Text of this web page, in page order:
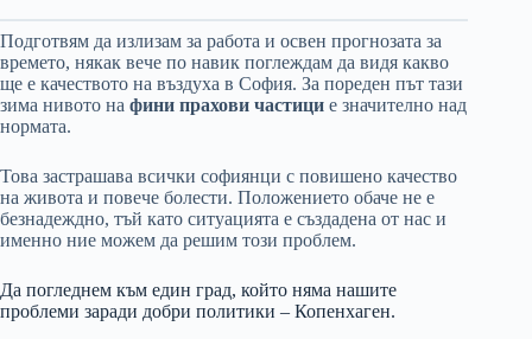
Подготвям да излизам за работа и освен прогнозата за
времето, някак вече по навик поглеждам да видя какво
ще е качеството на въздуха в София. За пореден път тази
зима нивото на фини прахови частици е значително над
нормата.
Това застрашава всички софиянци с повишено качество
на живота и повече болести. Положението обаче не е
безнадеждно, тъй като ситуацията е създадена от нас и
именно ние можем да решим този проблем.
Да погледнем към един град, който няма нашите
проблеми заради добри политики – Копенхаген.